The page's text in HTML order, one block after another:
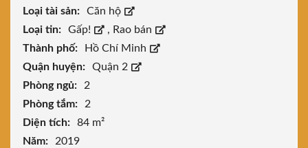
Loại tài sản:
Căn hộ
Loại tin:
Gấp! , Rao bán
Thành phố:
Hồ Chí Minh
Quận huyện:
Quận 2
Phòng ngủ:
2
Phòng tắm:
2
Diện tích:
84 m²
Năm:
2019